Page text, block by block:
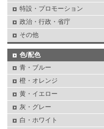
特設・プロモーション
政治・行政・省庁
その他
色/配色
青・ブルー
橙・オレンジ
黄・イエロー
灰・グレー
白・ホワイト